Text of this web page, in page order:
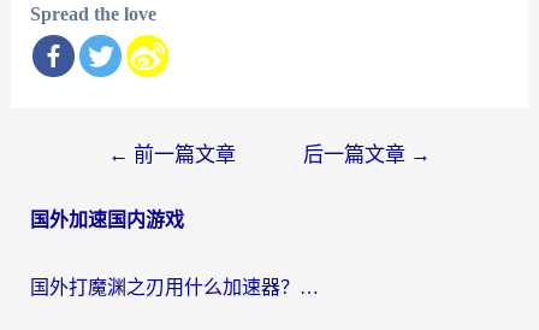
Spread the love
导
← 前一篇文章 后一篇文章 →
国外加速国内游戏
国外打魔渊之刃用什么加速器？2026海外玩家国服游戏加速全攻略（附闪耀暖暖&复苏的魔女避坑指南）